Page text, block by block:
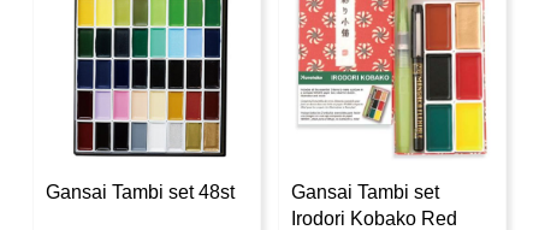
Gansai Tambi set 48st
Gansai Tambi set
Irodori Kobako Red